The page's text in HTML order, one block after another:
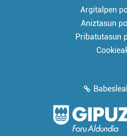
Argitalpen
Aniztasun
Pribatutasun